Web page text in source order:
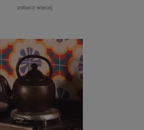
zobacz więcej